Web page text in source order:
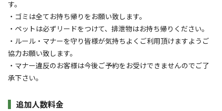
す。
・ゴミは全てお持ち帰りをお願い致します。
・ペットは必ずリードをつけて、排泄物はお持ち帰りください。
・ルール・マナーを守り皆様が気持ちよくご利用頂けますようご
協力お願い致します。
・マナー違反のお客様は今後ご予約をお受けできませんのでご了
承下さい。
追加人数料金
AC電
源
車両乗り
入れ
たき
火 花火 喫煙
地面 : 土 定員 7名 面積 100m²
料金目安： 3,500
※利用日、人数によって変動する場合があります。